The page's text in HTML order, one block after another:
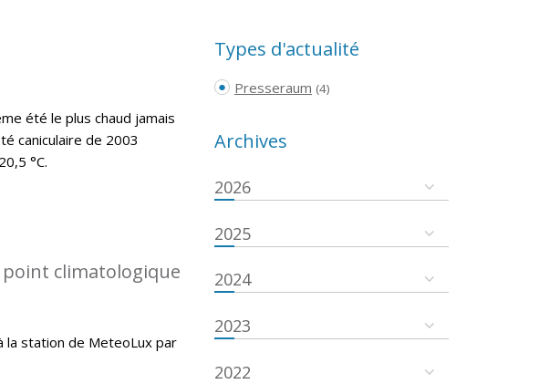
été le plus chaud jamais
caniculaire de 2003
°C.
climatologique
la station de MeteoLux par
Types d'actualité
Presseraum (4)
Archives
2026
2025
2024
2023
2022